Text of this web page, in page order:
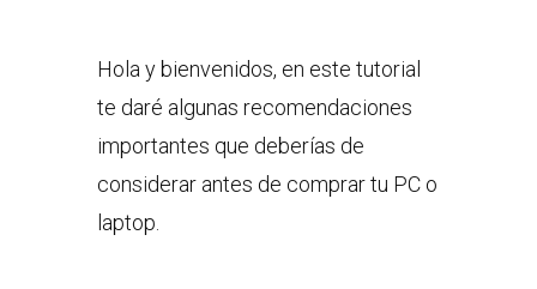
Hola y bienvenidos, en este tutorial
te daré algunas recomendaciones
importantes que deberías de
considerar antes de comprar tu PC o
laptop.